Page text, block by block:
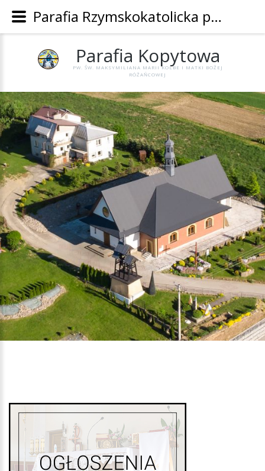
Parafia Kopytowa
PW. ŚW. MAKSYMILIANA MARII KOLBE I MATKI BOŻEJ
RÓŻAŃCOWEJ
Parafia Rzymskokatolicka pw. Św. Maksymiliana Marii Kolbe i Matki Bożej Różańcowej w Kopytowej - Parafia Kopytowa